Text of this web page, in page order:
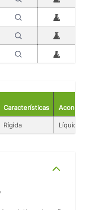
Características
Rígida Líquido